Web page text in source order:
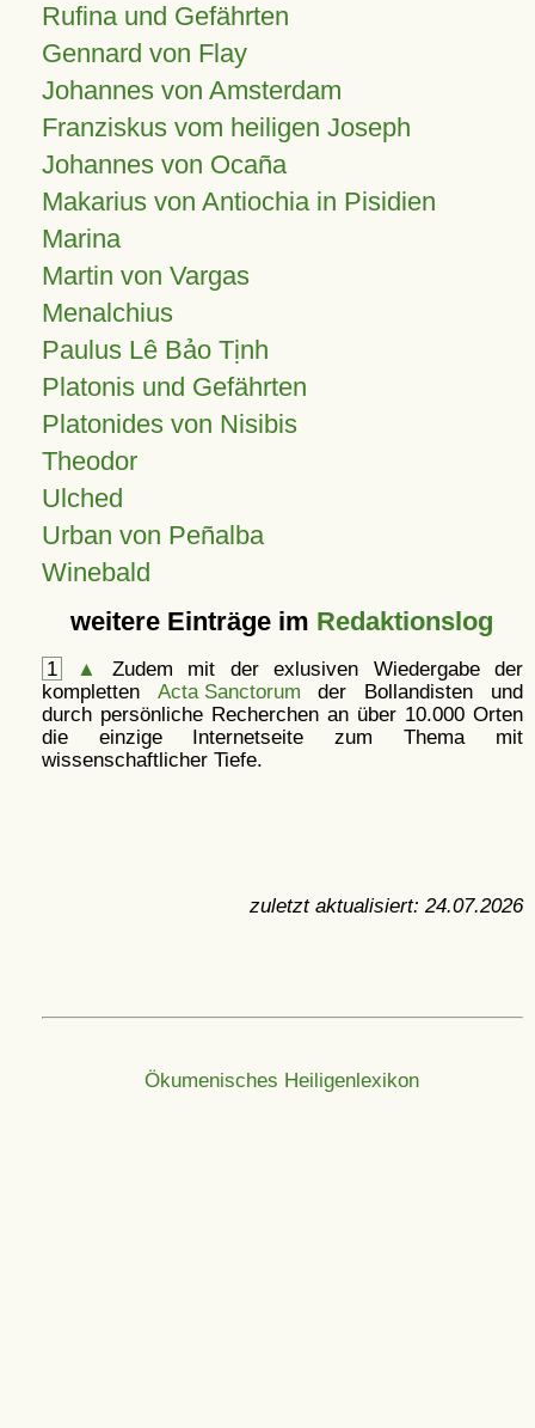
Rufina und Gefährten
Gennard von Flay
Johannes von Amsterdam
Franziskus vom heiligen Joseph
Johannes von Ocaña
Makarius von Antiochia in Pisidien
Marina
Martin von Vargas
Menalchius
Paulus Lê Bảo Tịnh
Platonis und Gefährten
Platonides von Nisibis
Theodor
Ulched
Urban von Peñalba
Winebald
weitere Einträge im Redaktionslog
1 ▲
Zudem mit der exlusiven Wiedergabe der
kompletten Acta Sanctorum der Bollandisten und
durch persönliche Recherchen an über 10.000 Orten
die einzige Internetseite zum Thema mit
wissenschaftlicher Tiefe.
zuletzt aktualisiert: 24.07.2026
Ökumenisches Heiligenlexikon